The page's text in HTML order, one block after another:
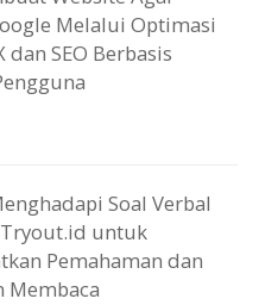
Melalui Optimasi
dan SEO Berbasis
Soal Verbal
untuk
Pemahaman dan
Membaca